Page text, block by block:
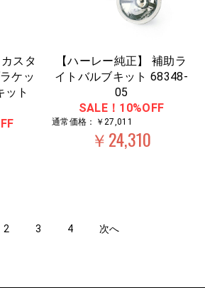
スタ
ケッ
ット
【ハーレー純正】 補助ラ
イトバルブキット 68348-
05
SALE！10%OFF
通常価格：￥27,011
￥24,310
2 3 4 次へ